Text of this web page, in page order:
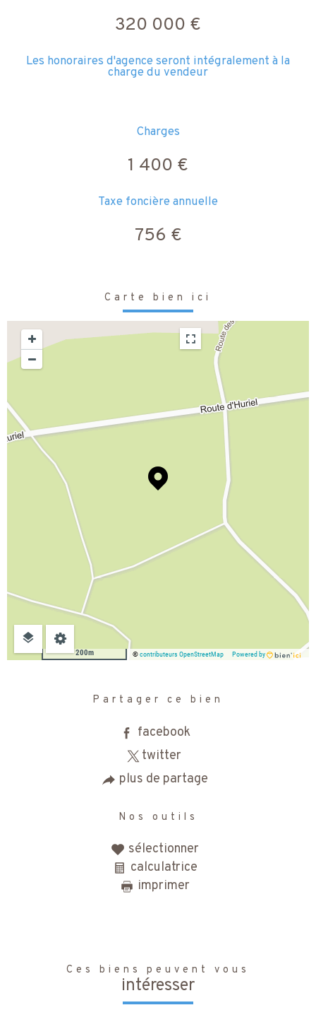
320 000 €
Les honoraires d'agence seront intégralement à la
charge du vendeur
Charges
1 400 €
Taxe foncière annuelle
756 €
Carte bien ici
200m ©contributeurs OpenStreetMap Powered by
Partager ce bien
facebook
twitter
plus de partage
Nos outils
sélectionner
calculatrice
imprimer
Ces biens peuvent vous
intéresser